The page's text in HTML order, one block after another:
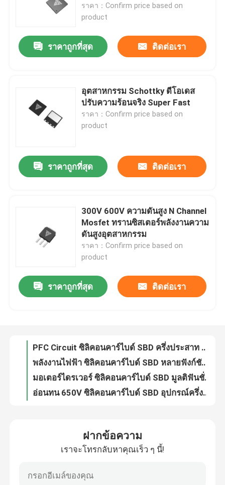
ทัวร์โรงงาน
ติดต่อเรา
มอสเฟตกำลังสูง
ซิลิคอนคาร์ไบด์ MOSFET
ราคา：Confirm price based on
product
ราคาถูกที่สุด ติดต่อเรา
อุตสาหกรรม Schottky ดีโอเดส
ปรับความร้อนจริง Super Fast
ราคา：Confirm price based on
product
ราคาถูกที่สุด ติดต่อเรา
300V 600V ความดันสูง N Channel
Mosfet ทรานซิสเตอร์พลังงานความ
ดันสูงอุตสาหกรรม
ราคา：Confirm price based on
product
ราคาถูกที่สุด ติดต่อเรา
PFC Circuit ซิลิคอนคาร์ไบด์ SBD ครึ่งประสาท ความถี่สูง
ไดโอเดสปรับซิลิคอนคาร์ไบด์ช็อตตกี้หลายประการ สําหรับไฟฟ้า UPS
ความร้อนกันซิลิคอนคาร์ไบด์ SBD Mosfet Multiscene สําหรับคนขับรถยนต์
ฝากข้อความ
เราจะโทรกลับหาคุณเร็ว ๆ นี้!